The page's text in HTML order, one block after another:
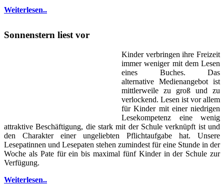
Weiterlesen..
Sonnenstern liest vor
Kinder verbringen ihre Freizeit
immer weniger mit dem Lesen
eines Buches. Das
alternative Medienangebot ist
mittlerweile zu groß und zu
verlockend. Lesen ist vor allem
für Kinder mit einer niedrigen
Lesekompetenz eine wenig
attraktive Beschäftigung, die stark mit der Schule verknüpft ist und
den Charakter einer ungeliebten Pflichtaufgabe hat. Unsere
Lesepatinnen und Lesepaten stehen zumindest für eine Stunde in der
Woche als Pate für ein bis maximal fünf Kinder in der Schule zur
Verfügung.
Weiterlesen..